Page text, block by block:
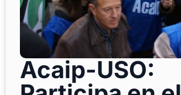
Acaip-USO: